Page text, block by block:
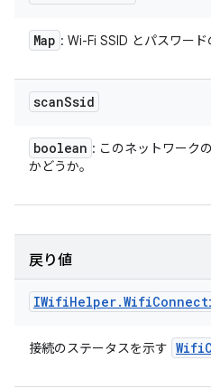
Map : Wi-Fi SSID とパスワード
scanSsid
boolean : このネットワーク
かどうか。
戻り値
IWifiHelper.Wifi
接続のステータスを示す Wifi